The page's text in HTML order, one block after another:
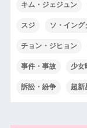
キム・ジェジュン
スジ ソ・イング
チョン・ジヒョン
事件・事故 少女
訴訟・紛争 超新